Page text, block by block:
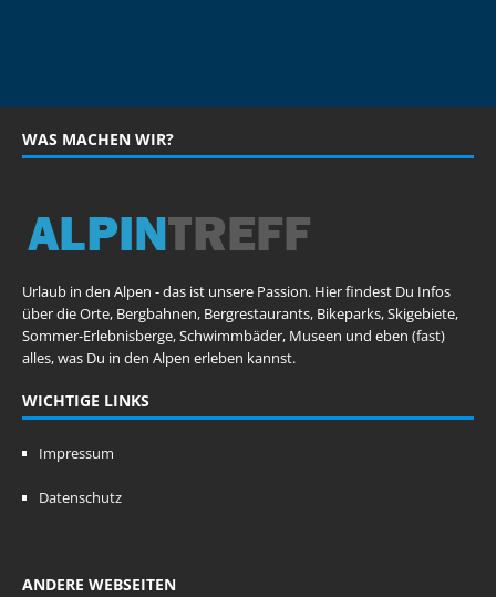
WAS MACHEN WIR?
Urlaub in den Alpen - das ist unsere Passion. Hier findest Du Infos
über die Orte, Bergbahnen, Bergrestaurants, Bikeparks, Skigebiete,
Sommer-Erlebnisberge, Schwimmbäder, Museen und eben (fast)
alles, was Du in den Alpen erleben kannst.
WICHTIGE LINKS
Impressum
Datenschutz
ANDERE WEBSEITEN